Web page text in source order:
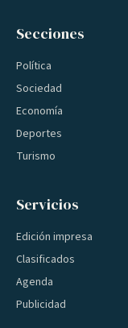
Secciones
Política
Sociedad
Economía
Deportes
Turismo
Servicios
Edición impresa
Clasificados
Agenda
Publicidad